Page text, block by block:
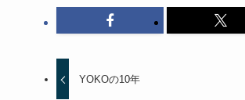
YOKOの10年